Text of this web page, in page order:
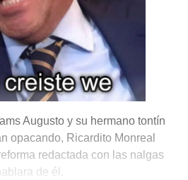
Augusto y su hermano tontín
opacando, Ricardito Monreal
redactada con las nalgas
de él.